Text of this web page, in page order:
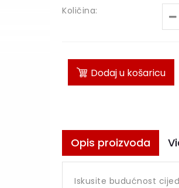
Količina:
Dodaj u košaricu
Opis proizvoda
Iskusite budućnost